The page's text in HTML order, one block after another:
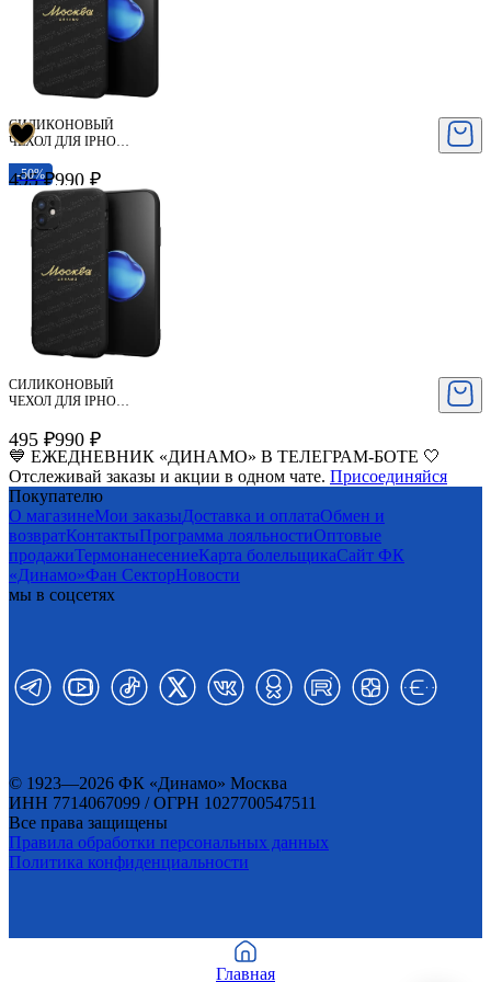
СИЛИКОНОВЫЙ
ЧЕХОЛ ДЛЯ IPHONE
495 ₽990 ₽
-50%
СИЛИКОНОВЫЙ
ЧЕХОЛ ДЛЯ IPHONE
МОСКВА (ЧЁРНЫЙ)
495 ₽990 ₽
💙 ЕЖЕДНЕВНИК «ДИНАМО» В ТЕЛЕГРАМ-БОТЕ 🤍
Отслеживай заказы и акции в одном чате. Присоединяйся
Покупателю
О магазинеМои заказыДоставка и оплатаОбмен и
возвратКонтактыПрограмма лояльностиОптовые
продажиТермонанесениеКарта болельщикаСайт ФК
«Динамо»Фан CекторНовости
мы в соцсетях
© 1923—2026 ФК «Динамо» Москва
ИНН 7714067099 / ОГРН 1027700547511
Все права защищены
Правила обработки персональных данных
Политика конфиденциальности
Главная